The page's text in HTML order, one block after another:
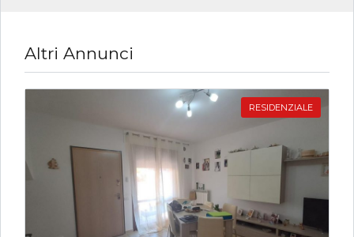
Altri Annunci
RESIDENZIALE